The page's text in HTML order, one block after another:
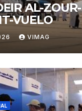
AL-ZOUR-
VUELO
VIMAG